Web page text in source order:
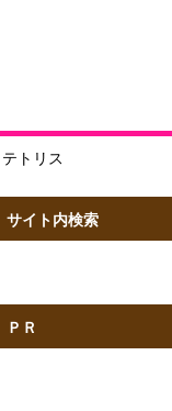
テトリス
サイト内検索
ＰＲ